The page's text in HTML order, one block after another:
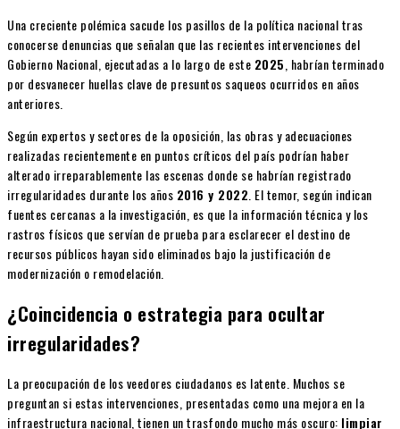
Una creciente polémica sacude los pasillos de la política nacional tras
conocerse denuncias que señalan que las recientes intervenciones del
Gobierno Nacional, ejecutadas a lo largo de este 2025 , habrían terminado
por desvanecer huellas clave de presuntos saqueos ocurridos en años
anteriores.
Según expertos y sectores de la oposición, las obras y adecuaciones
realizadas recientemente en puntos críticos del país podrían haber
alterado irreparablemente las escenas donde se habrían registrado
irregularidades durante los años 2016 y 2022 . El temor, según indican
fuentes cercanas a la investigación, es que la información técnica y los
rastros físicos que servían de prueba para esclarecer el destino de
recursos públicos hayan sido eliminados bajo la justificación de
modernización o remodelación.
¿Coincidencia o estrategia para ocultar
irregularidades?
La preocupación de los veedores ciudadanos es latente. Muchos se
preguntan si estas intervenciones, presentadas como una mejora en la
infraestructura nacional, tienen un trasfondo mucho más oscuro: limpiar